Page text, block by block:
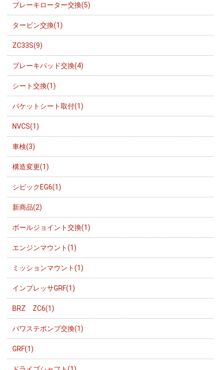
ブレーキローター交換(5)
タービン交換(1)
ZC33S(9)
ブレーキパッド交換(4)
シート交換(1)
バケットシート取付(1)
NVCS(1)
車検(3)
構造変更(1)
シビックEG6(1)
新商品(2)
ボールジョイント交換(1)
エンジンマウント(1)
ミッションマウント(1)
インプレッサGRF(1)
BRZ ZC6(1)
パワステポンプ交換(1)
GRF(1)